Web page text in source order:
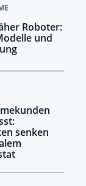
Roboter:
und
senken